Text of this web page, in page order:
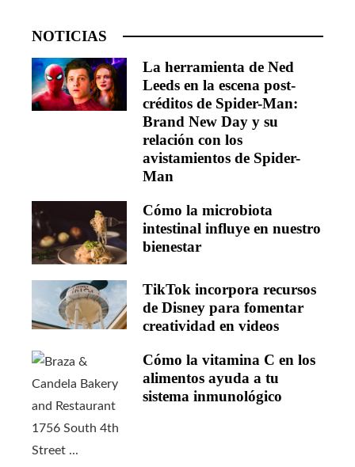
NOTICIAS
La herramienta de Ned
Leeds en la escena post-
créditos de Spider-Man:
Brand New Day y su
relación con los
avistamientos de Spider-
Man
Cómo la microbiota
intestinal influye en nuestro
bienestar
TikTok incorpora recursos
de Disney para fomentar
creatividad en videos
Cómo la vitamina C en los
alimentos ayuda a tu
sistema inmunológico